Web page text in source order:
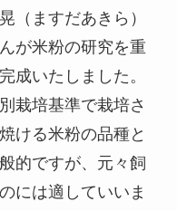
（ますだあきら）
が米粉の研究を重
成いたしました。
栽培基準で栽培さ
ける米粉の品種と
的ですが、元々飼
には適していいま